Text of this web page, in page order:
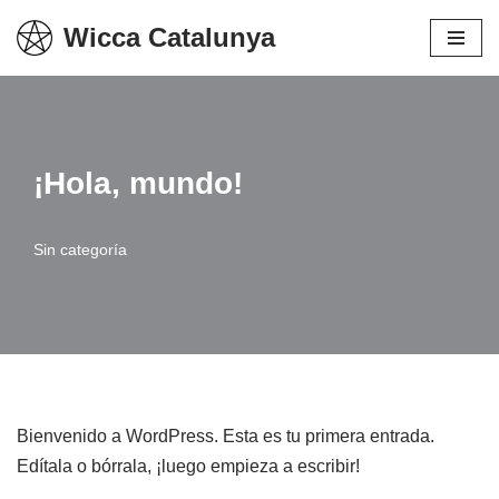
Vés
Wicca Catalunya
¡Hola, mundo!
Sin categoría
Bienvenido a WordPress. Esta es tu primera entrada.
Edítala o bórrala, ¡luego empieza a escribir!